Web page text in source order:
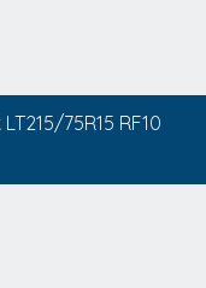
75R15 RF10